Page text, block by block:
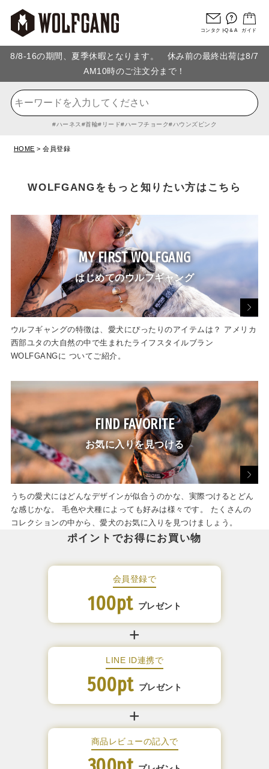
コンタクトQ＆A ガイド
8/8-16の期間、夏季休暇となります。 休み前の最終出荷は8/7
AM10時のご注文分まで！
ハーネス 首輪 リード ハーフチョーク ハウンズピンク
HOME 会員登録
WOLFGANGをもっと知りたい方はこちら
MY FIRST WOLFGANG
はじめてのウルフギャング
ウルフギャングの特徴は、愛犬にぴったりのアイテムは？ アメリカ
西部ユタの大自然の中で生まれたライフスタイルブラン
WOLFGANGに ついてご紹介。
FIND FAVORITE
お気に入りを見つける
うちの愛犬にはどんなデザインが似合うのかな、実際つけるとどん
な感じかな。 毛色や犬種によっても好みは様々です。 たくさんの
コレクションの中から、愛犬のお気に入りを見つけましょう。
ポイントでお得にお買い物
会員登録で
100pt プレゼント
LINE ID連携で
500pt プレゼント
商品レビューの記入で